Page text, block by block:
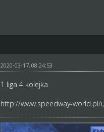
2020-03-17, 08:24:53
1 liga 4 kolejka
http://www.speedway-world.pl/